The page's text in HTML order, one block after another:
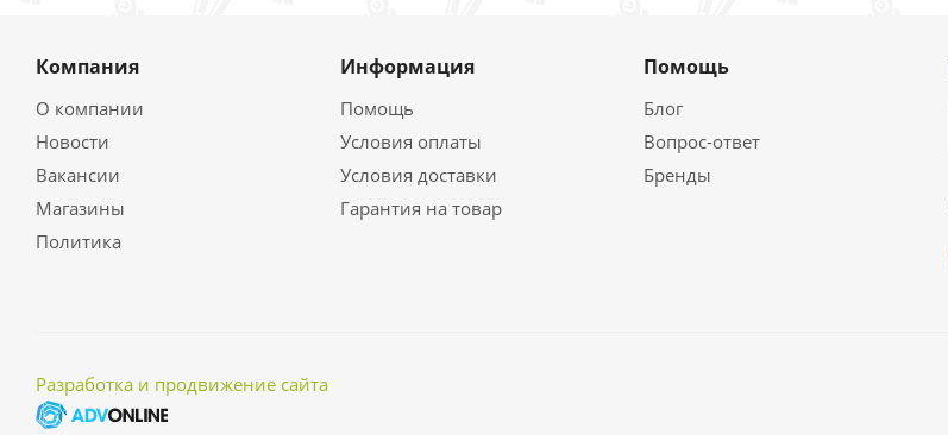
Компания
О компании
Новости
Вакансии
Магазины
Политика
Информация
Помощь
Условия оплаты
Условия доставки
Гарантия на товар
Помощь
Блог
Вопрос-ответ
Бренды
Разработка и продвижение сайта